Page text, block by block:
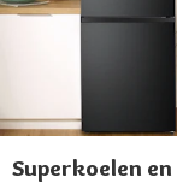
Superkoelen